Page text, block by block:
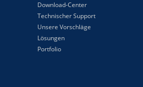
Download-Center
Technischer Support
Unsere Vorschläge
Lösungen
Portfolio